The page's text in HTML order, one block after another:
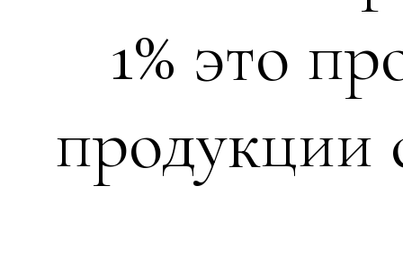
1% это
продукции